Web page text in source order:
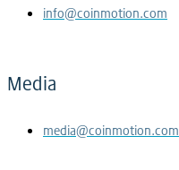
info@coinmotion.com
Media
media@coinmotion.com